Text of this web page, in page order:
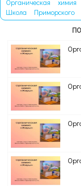
Органическая химия
Школа
Приморского